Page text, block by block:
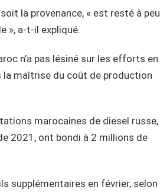
la provenance, « est resté à peu
», a-t-il expliqué.
n’a pas lésiné sur les efforts en
la maîtrise du coût de production
marocaines de diesel russe,
2021, ont bondi à 2 millions de
supplémentaires en février, selon